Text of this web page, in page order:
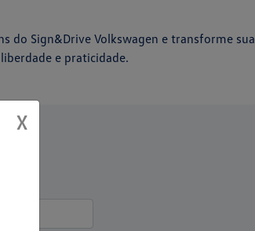
do Sign&Drive Volkswagen e transforme sua
e praticidade.
X